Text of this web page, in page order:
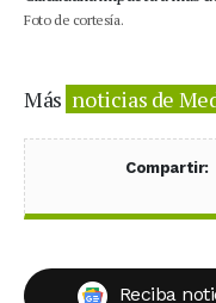
Foto de cortesía.
Más noticias de
Compartir:
Reciba